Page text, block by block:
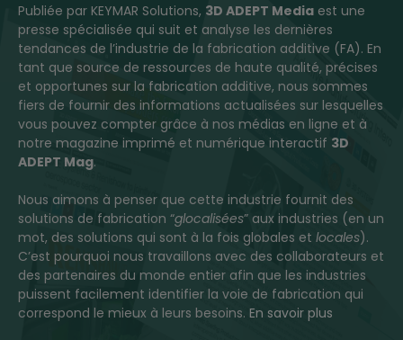
Publiée par KEYMAR Solutions, 3D ADEPT Media est une
presse spécialisée qui suit et analyse les dernières
tendances de l’industrie de la fabrication additive (FA). En
tant que source de ressources de haute qualité, précises
et opportunes sur la fabrication additive, nous sommes
fiers de fournir des informations actualisées sur lesquelles
vous pouvez compter grâce à nos médias en ligne et à
notre magazine imprimé et numérique interactif 3D
ADEPT Mag.
Nous aimons à penser que cette industrie fournit des
solutions de fabrication “glocalisées” aux industries (en un
mot, des solutions qui sont à la fois globales et locales).
C’est pourquoi nous travaillons avec des collaborateurs et
des partenaires du monde entier afin que les industries
puissent facilement identifier la voie de fabrication qui
correspond le mieux à leurs besoins. En savoir plus